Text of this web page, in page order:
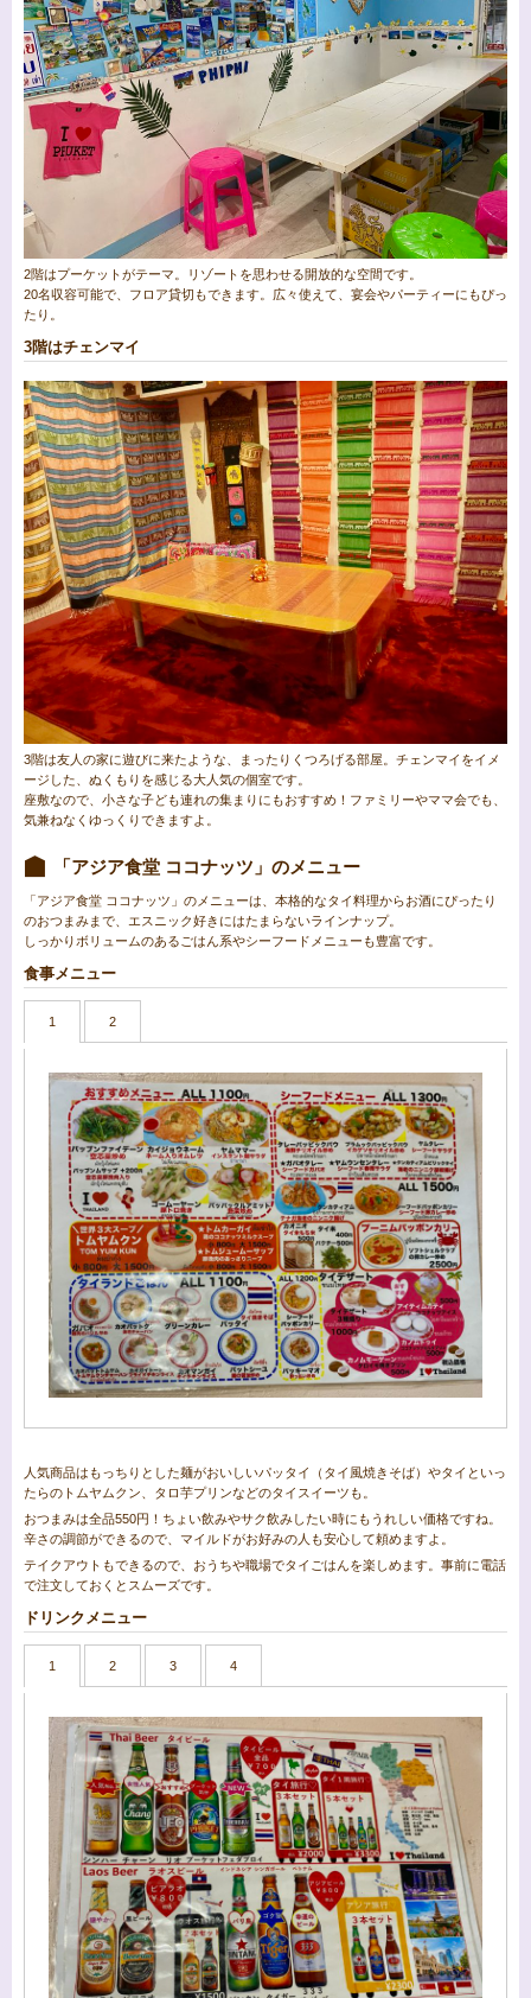
2階はプーケットがテーマ。リゾートを思わせる開放的な空間です。
20名収容可能で、フロア貸切もできます。広々使えて、宴会やパーティーにもぴっ
たり。
3階はチェンマイ
3階は友人の家に遊びに来たような、まったりくつろげる部屋。チェンマイをイメ
ージした、ぬくもりを感じる大人気の個室です。
座敷なので、小さな子ども連れの集まりにもおすすめ！ファミリーやママ会でも、
気兼ねなくゆっくりできますよ。
「アジア食堂 ココナッツ」のメニュー
「アジア食堂 ココナッツ」のメニューは、本格的なタイ料理からお酒にぴったり
のおつまみまで、エスニック好きにはたまらないラインナップ。
しっかりボリュームのあるごはん系やシーフードメニューも豊富です。
食事メニュー
1 2
人気商品はもっちりとした麺がおいしいパッタイ（タイ風焼きそば）やタイといっ
たらのトムヤムクン、タロ芋プリンなどのタイスイーツも。
おつまみは全品550円！ちょい飲みやサク飲みしたい時にもうれしい価格ですね。
辛さの調節ができるので、マイルドがお好みの人も安心して頼めますよ。
テイクアウトもできるので、おうちや職場でタイごはんを楽しめます。事前に電話
で注文しておくとスムーズです。
ドリンクメニュー
1 2 3 4